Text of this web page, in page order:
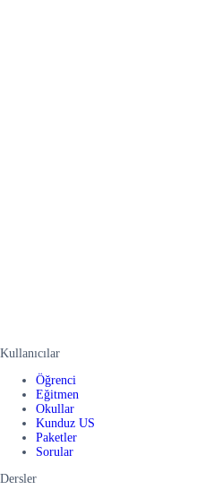
Kullanıcılar
Öğrenci
Eğitmen
Okullar
Kunduz US
Paketler
Sorular
Dersler